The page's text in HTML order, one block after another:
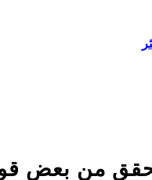
من بعض